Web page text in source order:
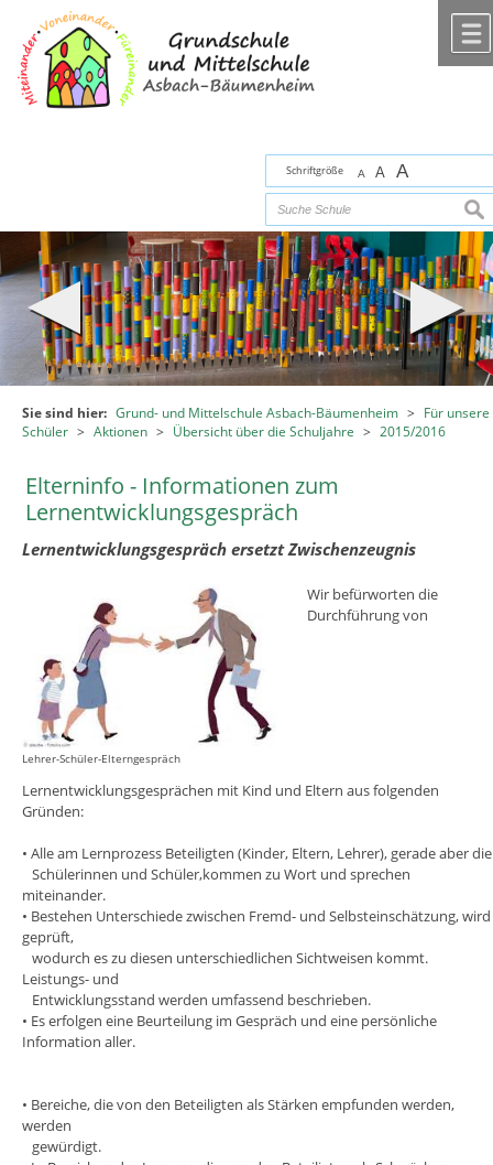
Zum Inhalt,
Schriftgröße A A A
Sie sind hier: Grund- und Mittelschule Asbach-Bäumenheim >
Für unsere
Schüler > Aktionen > Übersicht über die Schuljahre > 2015/2016
Elterninfo - Informationen zum
Lernentwicklungsgespräch
Lernentwicklungsgespräch ersetzt Zwischenzeugnis
Lehrer-Schüler-Elterngespräch
Wir befürworten die
Durchführung von
Lernentwicklungsgesprächen mit Kind und Eltern aus folgenden
Gründen:
• Alle am Lernprozess Beteiligten (Kinder, Eltern, Lehrer), gerade aber die
Schülerinnen und Schüler,kommen zu Wort und sprechen
miteinander.
• Bestehen Unterschiede zwischen Fremd- und Selbsteinschätzung, wird
geprüft,
wodurch es zu diesen unterschiedlichen Sichtweisen kommt.
Leistungs- und
Entwicklungsstand werden umfassend beschrieben.
• Es erfolgen eine Beurteilung im Gespräch und eine persönliche
Information aller.
• Bereiche, die von den Beteiligten als Stärken empfunden werden,
werden
gewürdigt.